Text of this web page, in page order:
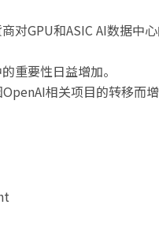
对GPU和ASIC AI数据中
重要性日益增加。
相关项目的转移而